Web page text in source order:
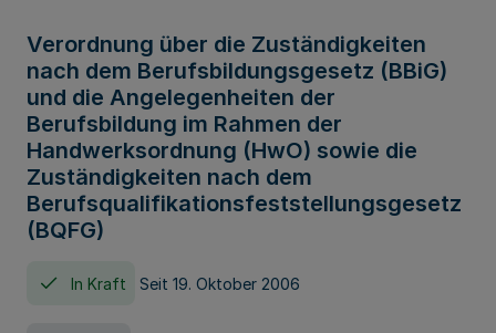
Verordnung über die Zuständigkeiten
nach dem Berufsbildungsgesetz (BBiG)
und die Angelegenheiten der
Berufsbildung im Rahmen der
Handwerksordnung (HwO) sowie die
Zuständigkeiten nach dem
Berufsqualifikationsfeststellungsgesetz
(BQFG)
In Kraft Seit 19. Oktober 2006